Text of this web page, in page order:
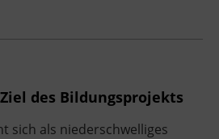
des Bildungsprojekts
sich als niederschwelliges